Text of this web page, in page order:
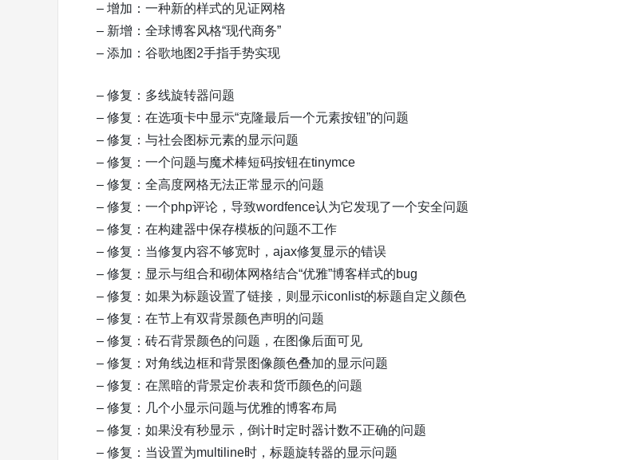
– 增加：一种新的样式的见证网格
– 新增：全球博客风格“现代商务”
– 添加：谷歌地图2手指手势实现
– 修复：多线旋转器问题
– 修复：在选项卡中显示“克隆最后一个元素按钮”的问题
– 修复：与社会图标元素的显示问题
– 修复：一个问题与魔术棒短码按钮在tinymce
– 修复：全高度网格无法正常显示的问题
– 修复：一个php评论，导致wordfence认为它发现了一个安全问题
– 修复：在构建器中保存模板的问题不工作
– 修复：当修复内容不够宽时，ajax修复显示的错误
– 修复：显示与组合和砌体网格结合“优雅”博客样式的bug
– 修复：如果为标题设置了链接，则显示iconlist的标题自定义颜色
– 修复：在节上有双背景颜色声明的问题
– 修复：砖石背景颜色的问题，在图像后面可见
– 修复：对角线边框和背景图像颜色叠加的显示问题
– 修复：在黑暗的背景定价表和货币颜色的问题
– 修复：几个小显示问题与优雅的博客布局
– 修复：如果没有秒显示，倒计时定时器计数不正确的问题
– 修复：当设置为multiline时，标题旋转器的显示问题